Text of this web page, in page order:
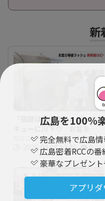
広島を100％
完全無料で広島
広島密着RCCの
豪華なプレゼン
アプリ
新
「宿題は家にある」バーベ
キューに川下り お盆をふ
るさとで 帰省ラッシュピ
ークで新幹線の下りはほぼ
満席 JR広島駅も大きな荷
物を持った人たちで混雑
広島
RCCニュース
2026.08.08 12:35 0